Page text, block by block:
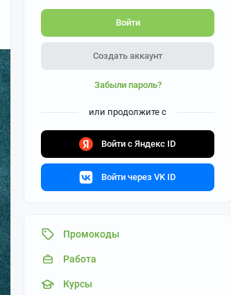
Войти
Создать аккаунт
Забыли пароль?
или продолжите с
Войти с Яндекс ID
Войти через VK ID
Промокоды
Работа
Курсы